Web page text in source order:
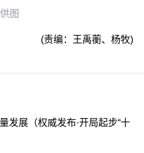
供图
(责编：王禹蘅、杨牧)
发展（权威发布·开局起步“十